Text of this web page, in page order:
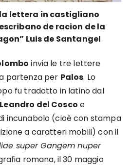
lettera in castigliano
de racion de la
Luis de Santangel
invia le tre lettere
partenza per Palos. Lo
fu tradotto in latino dal
Leandro del Cosco e
incunabolo (cioè con stampa
a caratteri mobili) con il
super Gangem nuper
romana, il 30 maggio